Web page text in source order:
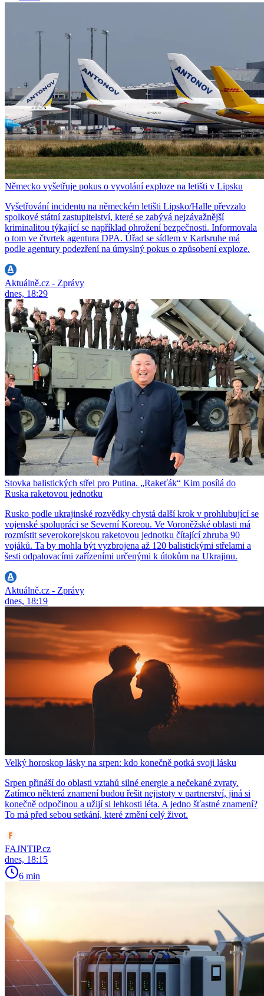
Německo vyšetřuje pokus o vyvolání exploze na letišti v Lipsku
Vyšetřování incidentu na německém letišti Lipsko/Halle převzalo
spolkové státní zastupitelství, které se zabývá nejzávažnější
kriminalitou týkající se například ohrožení bezpečnosti. Informovala
o tom ve čtvrtek agentura DPA. Úřad se sídlem v Karlsruhe má
podle agentury podezření na úmyslný pokus o způsobení exploze.
Aktuálně.cz - Zprávy
dnes, 18:29
Stovka balistických střel pro Putina. „Rakeťák“ Kim posílá do
Ruska raketovou jednotku
Rusko podle ukrajinské rozvědky chystá další krok v prohlubující se
vojenské spolupráci se Severní Koreou. Ve Voroněžské oblasti má
rozmístit severokorejskou raketovou jednotku čítající zhruba 90
vojáků. Ta by mohla být vyzbrojena až 120 balistickými střelami a
šesti odpalovacími zařízeními určenými k útokům na Ukrajinu.
Aktuálně.cz - Zprávy
dnes, 18:19
Velký horoskop lásky na srpen: kdo konečně potká svoji lásku
Srpen přináší do oblasti vztahů silné energie a nečekané zvraty.
Zatímco některá znamení budou řešit nejistoty v partnerství, jiná si
konečně odpočinou a užijí si lehkosti léta. A jedno šťastné znamení?
To má před sebou setkání, které změní celý život.
FAJNTIP.cz
dnes, 18:15
6 min